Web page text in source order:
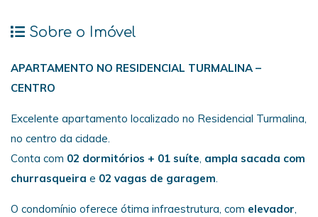
Sobre o Imóvel
APARTAMENTO NO RESIDENCIAL TURMALINA –
CENTRO
Excelente apartamento localizado no Residencial Turmalina,
no centro da cidade.
Conta com 02 dormitórios + 01 suíte, ampla sacada com
churrasqueira e 02 vagas de garagem.
O condomínio oferece ótima infraestrutura, com elevador,